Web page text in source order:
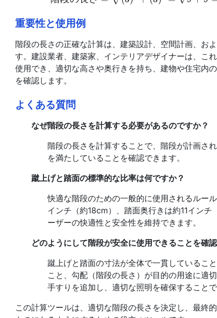
重要性と使用例
階段の長さの正確な計算は、建築設計、空間計画、お
す。建設業者、建築家、インテリアデザイナーは、こ
使用でき、適切な高さや奥行きを持ち、建物や住宅内
を確認します。
よくある質問
なぜ階段の長さを計算する必要があるのですか？
階段の長さを計算することで、階段が計画さ
を満たしていることを確認できます。
蹴上げと踏面の標準的な比率は何ですか？
快適な階段のための一般的に使用されるルー
インチ（約18cm）、踏面奥行きは約11イン
ーザーの快適性と安全性を維持できます。
どのようにして階段が安全に使用できることを確
蹴上げと踏面の寸法が全体で一貫しているこ
こと、勾配（階段の長さ）が目的の用途に適
手すりを追加し、適切な照明を確保すること
この計算ツールは、適切な階段の長さを決定し、最終